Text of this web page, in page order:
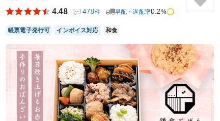
けで上品な印象。ボリュームはほどよく、女性でも無理なく
参加者の年齢：
神奈川県川崎市川崎区日進町2025/10/20
古市庵の口コミをもっと見る
4.48
478件 早配・遅配率0.2%
帳票電子発行可 インボイス対応 和食